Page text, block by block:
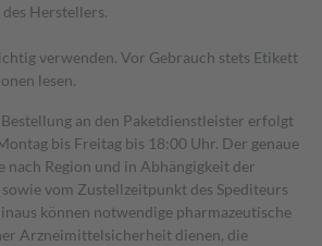
Herstellers.
verwenden. Vor Gebrauch stets Etikett
lesen.
an den Paketdienstleister erfolgt
bis Freitag bis 18:00 Uhr. Der genaue
nach Region und in Abhängigkeit der
vom Zustellzeitpunkt des Spediteurs
können notwendige pharmazeutische
Arzneimittelsicherheit dienen, die